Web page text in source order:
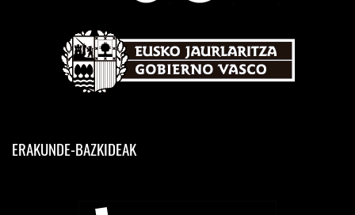
ERAKUNDE-BAZKIDEAK